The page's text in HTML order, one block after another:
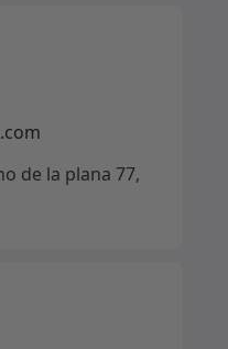
de la plana 77,